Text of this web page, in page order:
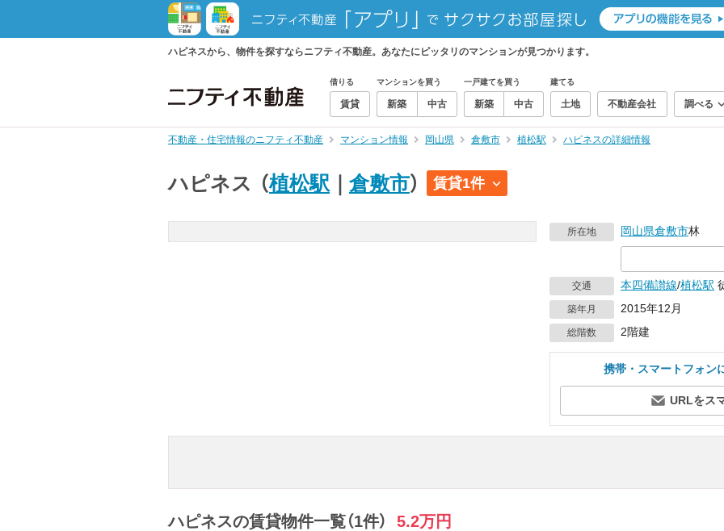
ハピネスから、物件を探すならニフティ不動産。あなたにピッタリのマンションが見つかります。
借りる
賃貸
マンションを買う
新築 中古
一戸建てを買う
新築 中古
建てる
土地 不動産会社 調べる
不動産・住宅情報のニフティ不動産 マンション情報 岡山県 倉敷市 植松駅 ハピネスの詳細情報
ハピネス （植松駅 倉敷市） 賃貸1件
所在地 岡山県倉敷市林
交通 本四備讃線/植松駅
築年月 2015年12月
総階数 2階建
携帯・スマートフォン
URLをス
ハピネスの賃貸物件一覧（1件） 5.2万円